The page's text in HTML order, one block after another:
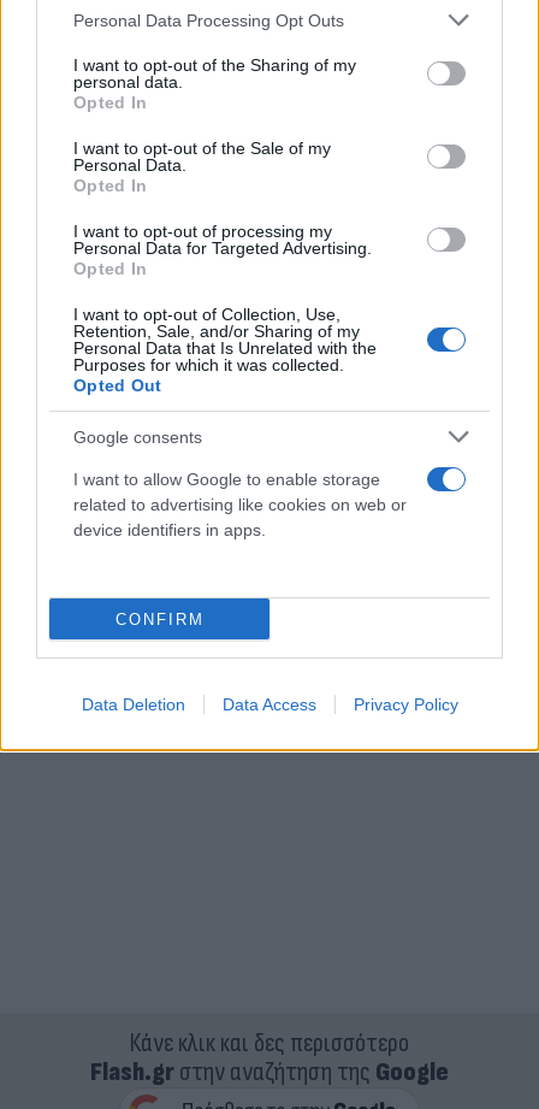
Please note that this website/app uses one or more Google
not limited to your visit or usage behaviour. You may click to
grant or deny consent to Google and its third-party tags to
use your data for below specified purposes in below Google
consent section.
Personal Data Processing Opt Outs
I want to opt-out of the Sharing of my
personal data.
Opted In
I want to opt-out of the Sale of my
Personal Data.
Opted In
I want to opt-out of processing my
Personal Data for Targeted Advertising.
Opted In
I want to opt-out of Collection, Use,
Retention, Sale, and/or Sharing of my
Personal Data that Is Unrelated with the
Purposes for which it was collected.
Opted Out
Google consents
I want to allow Google to enable storage
related to advertising like cookies on web or
device identifiers in apps.
CONFIRM
Data Deletion Data Access Privacy Policy
χρονικό διάστημα, δηλαδή να γίνει ο ίδιος ο ΣΥΡΙΖΑ
κάτι άλλο και αυτό δεν έγινε. Εννοώ ότι δεν έγινε σε
πολύ καλύτερους όρους», ανέφερε χαρακτηριστικά.
νομίζω θα αποφασίσει μόνος του τι θα κάνει»,
κατέληξε ο πρώην βουλευτής του ΣΥΡΙΖΑ.
Κάνε κλικ και δες περισσότερο
Flash.grστην αναζήτηση της Google